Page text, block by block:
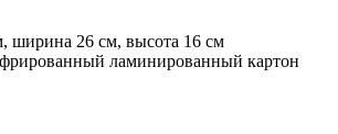
ширина 26 см, высота 16 см
ламинированный картон